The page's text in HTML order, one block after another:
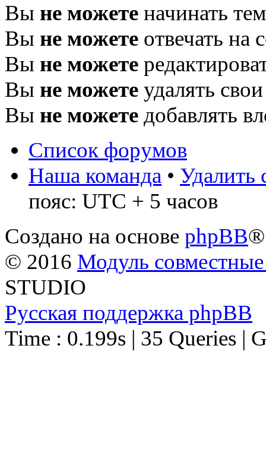
Вы не можете начинать
Вы не можете отвечать на
Вы не можете
Вы не можете удалять
Вы не можете добавлять
Список форумов
Наша команда • Удалить
пояс: UTC + 5 часов
Создано на основе phpBB®
© 2016 Модуль
STUDIO
Русская поддержка phpBB
Time : 0.199s | 35 Queries |